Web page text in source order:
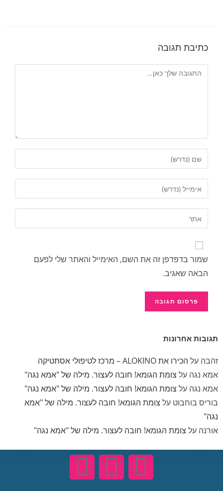
כתיבת תגובה
שמור בדפדפן זה את השם, האימייל והאתר שלי לפעם
הבאה שאגיב.
תגובות אחרונות
זהבה על הכירו את ALOKINO – מרכז לטיפולי אסתטיקה
אמא נגה על צומת הגומא! חובה לעצור. מילה של "אמא נגה"
אמא נגה על צומת הגומא! חובה לעצור. מילה של "אמא נגה"
בוריס בוחבוט על צומת הגומא! חובה לעצור. מילה של "אמא
נגה"
אורנה על צומת הגומא! חובה לעצור. מילה של "אמא נגה"